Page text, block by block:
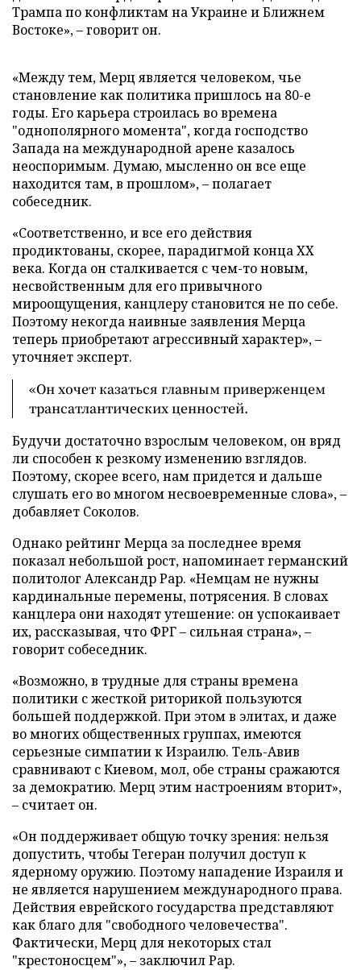
Трампа по конфликтам на Украине и Ближнем
Востоке», – говорит он.
«Между тем, Мерц является человеком, чье
становление как политика пришлось на 80-е
годы. Его карьера строилась во времена
"однополярного момента", когда господство
Запада на международной арене казалось
неоспоримым. Думаю, мысленно он все еще
находится там, в прошлом», – полагает
собеседник.
«Соответственно, и все его действия
продиктованы, скорее, парадигмой конца ХХ
века. Когда он сталкивается с чем-то новым,
несвойственным для его привычного
мироощущения, канцлеру становится не по себе.
Поэтому некогда наивные заявления Мерца
теперь приобретают агрессивный характер», –
уточняет эксперт.
«Он хочет казаться главным приверженцем
трансатлантических ценностей.
Будучи достаточно взрослым человеком, он вряд
ли способен к резкому изменению взглядов.
Поэтому, скорее всего, нам придется и дальше
слушать его во многом несвоевременные слова», –
добавляет Соколов.
Однако рейтинг Мерца за последнее время
показал небольшой рост, напоминает германский
политолог Александр Рар. «Немцам не нужны
кардинальные перемены, потрясения. В словах
канцлера они находят утешение: он успокаивает
их, рассказывая, что ФРГ – сильная страна», –
говорит собеседник.
«Возможно, в трудные для страны времена
политики с жесткой риторикой пользуются
большей поддержкой. При этом в элитах, и даже
во многих общественных группах, имеются
серьезные симпатии к Израилю. Тель-Авив
сравнивают с Киевом, мол, обе страны сражаются
за демократию. Мерц этим настроениям вторит»,
– считает он.
«Он поддерживает общую точку зрения: нельзя
допустить, чтобы Тегеран получил доступ к
ядерному оружию. Поэтому нападение Израиля и
не является нарушением международного права.
Действия еврейского государства представляют
как благо для "свободного человечества".
Фактически, Мерц для некоторых стал
"крестоносцем"», – заключил Рар.